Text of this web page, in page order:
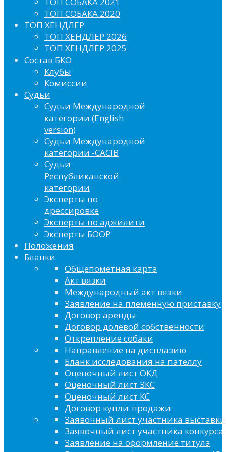
ТОП СОБАКА 2020
ТОП ХЕНДЛЕР
ТОП ХЕНДЛЕР 2026
ТОП ХЕНДЛЕР 2025
Состав БКО
Клубы
Комиссии
Судьи
Судьи Международной
категории (English
version)
Судьи Международной
категории -CACIB
Судьи
Республиканской
категории
Эксперты по
дрессировке
Эксперты по аджилити
Эксперты БООР
Положения
Бланки
Общепометная карта
Акт вязки
Международный акт вязки
Заявление на племенную приставку
Договор аренды
Договор долевой собственности
Открепление собаки
Направление на дисплазию
Бланк исследования на пателлу
Оценочный лист ОКД
Оценочный лист ЗКС
Оценочный лист КС
Договор купли-продажи
Заявочный лист участника выставки
Заявочный лист участника конкурса
Заявление на оформление титула